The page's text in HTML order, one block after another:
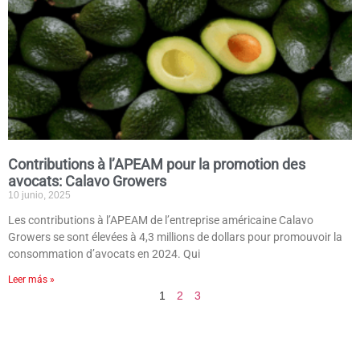
Contributions à l’APEAM pour la promotion des
avocats: Calavo Growers
10 junio, 2025
Les contributions à l’APEAM de l’entreprise américaine Calavo
Growers se sont élevées à 4,3 millions de dollars pour promouvoir la
consommation d’avocats en 2024. Qui
Leer más »
1 2 3